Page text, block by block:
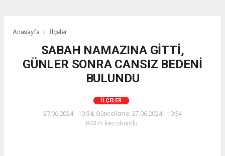
Anasayfa İlçeler
SABAH NAMAZINA GİTTİ,
GÜNLER SONRA CANSIZ BEDENİ
BULUNDU
İLÇELER
27.06.2024 - 10:34, Güncelleme: 27.06.2024 - 10:34
8437+ kez okundu.